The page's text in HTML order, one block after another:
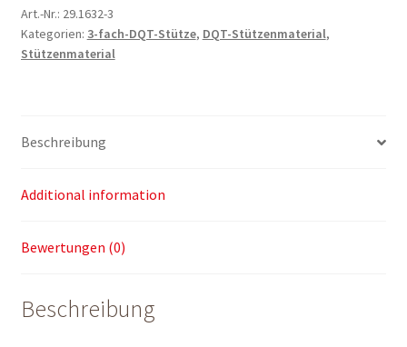
DQT-
Stütze
quantity
Art.-Nr.: 29.1632-3
Kategorien: 3-fach-DQT-Stütze, DQT-Stützenmaterial,
Stützenmaterial
Beschreibung
Additional information
Bewertungen (0)
Beschreibung